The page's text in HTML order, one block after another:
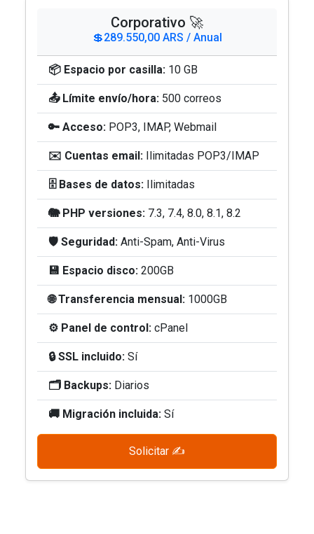
Corporativo 🚀
💲289.550,00 ARS / Anual
📦 Espacio por casilla: 10 GB
📤 Límite envío/hora: 500 correos
🔑 Acceso: POP3, IMAP, Webmail
✉️ Cuentas email: Ilimitadas POP3/IMAP
🗄️ Bases de datos: Ilimitadas
🐘 PHP versiones: 7.3, 7.4, 8.0, 8.1, 8.2
🛡️ Seguridad: Anti-Spam, Anti-Virus
💾 Espacio disco: 200GB
🌐 Transferencia mensual: 1000GB
⚙️ Panel de control: cPanel
🔒 SSL incluido: Sí
🗂️ Backups: Diarios
🚚 Migración incluida: Sí
Solicitar ✍️